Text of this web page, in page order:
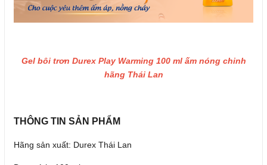
Gel bôi trơn Durex Play Warming 100 ml ấm nóng chinh
hãng Thái Lan
THÔNG TIN SẢN PHẨM
Hãng sản xuất: Durex Thái Lan